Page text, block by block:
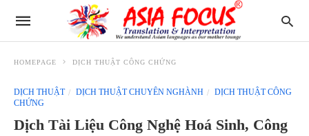
HOMEPAGE DỊCH THUẬT CÔNG CHỨNG
DỊCH THUẬT DỊCH THUẬT CHUYÊN NGHÀNH
DỊCH THUẬT CÔNG
CHỨNG
Dịch Tài Liệu Công Nghệ Hoá Sinh, Công